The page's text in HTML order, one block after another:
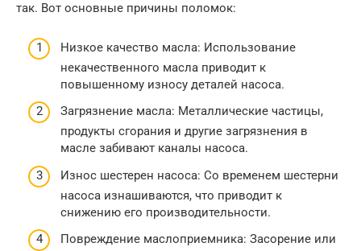
так. Вот основные причины поломок:
Низкое качество масла: Использование
некачественного масла приводит к
повышенному износу деталей насоса.
Загрязнение масла: Металлические частицы,
продукты сгорания и другие загрязнения в
масле забивают каналы насоса.
Износ шестерен насоса: Со временем шестерни
насоса изнашиваются, что приводит к
снижению его производительности.
Повреждение маслоприемника: Засорение или